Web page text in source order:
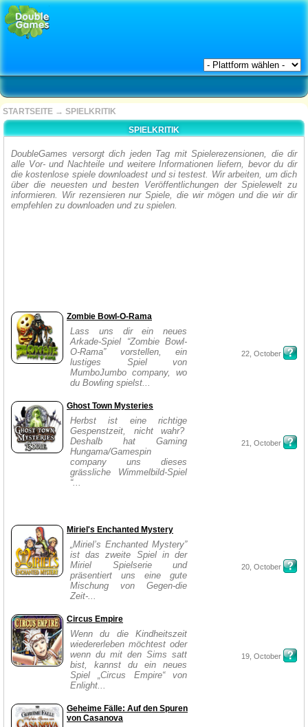
STARTSEITE → SPIELKRITIK
SPIELKRITIK
DoubleGames versorgt dich jeden Tag mit Spielerezensionen, die dir
alle Vor- und Nachteile und weitere Informationen liefern, bevor du dir
die kostenlose spiele downloadest und si testest. Wir arbeiten, um dich
über die neuesten und besten Veröffentlichungen der Spielewelt zu
informieren. Wir rezensieren nur Spiele, die wir mögen und die wir dir
empfehlen zu downloaden und zu spielen.
Zombie Bowl-O-Rama
Lass uns dir ein neues
Arkade-Spiel “Zombie Bowl-
O-Rama” vorstellen, ein
lustiges Spiel von
MumboJumbo company, wo
du Bowling spielst...
22, October
Ghost Town Mysteries
Herbst ist eine richtige
Gespenstzeit, nicht wahr?
Deshalb hat Gaming
Hungama/Gamespin
company uns dieses
grässliche Wimmelbild-Spiel
“...
21, October
Miriel's Enchanted Mystery
„Miriel’s Enchanted Mystery”
ist das zweite Spiel in der
Miriel Spielserie und
präsentiert uns eine gute
Mischung von Gegen-die
Zeit-...
20, October
Circus Empire
Wenn du die Kindheitszeit
wiedererleben möchtest oder
wenn du mit den Sims satt
bist, kannst du ein neues
Spiel „Circus Empire“ von
Enlight...
19, October
Geheime Fälle: Auf den Spuren
von Casanova